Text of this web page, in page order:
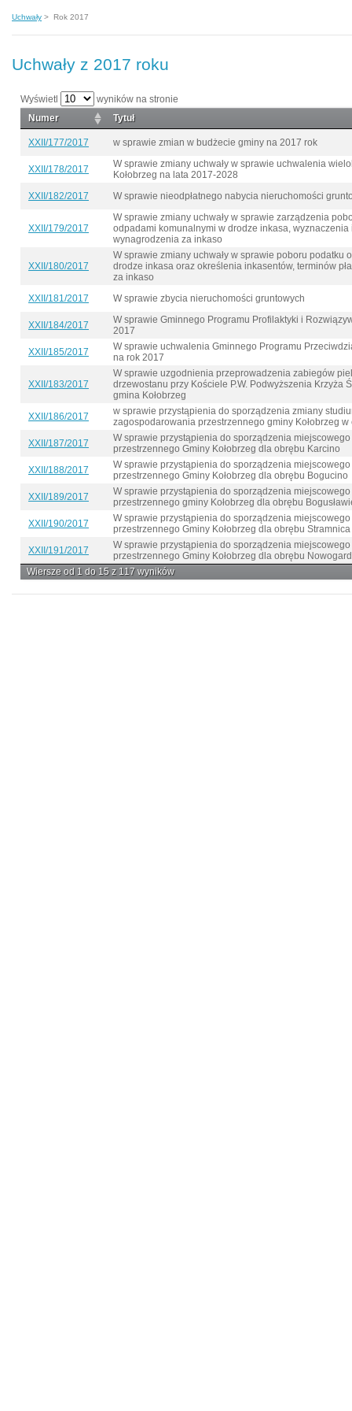
Uchwały > Rok 2017
Uchwały z 2017 roku
Wyświetl
wyników na stronie
Numer
Tytuł
XXII/177/2017 w sprawie zmian w budżecie gminy na 2017 rok
XXII/178/2017
W sprawie zmiany uchwały w sprawie uchwalenia
Kołobrzeg na lata 2017-2028
XXII/182/2017
W sprawie nieodpłatnego nabycia nieruchomości
XXII/179/2017
W sprawie zmiany uchwały w sprawie zarządzenia
odpadami komunalnymi w drodze inkasa,
wynagrodzenia za inkaso
XXII/180/2017
W sprawie zmiany uchwały w sprawie poboru podatku
drodze inkasa oraz określenia inkasentów, terminów
za inkaso
XXII/181/2017
W sprawie zbycia nieruchomości gruntowych
XXII/184/2017
W sprawie Gminnego Programu Profilaktyki i
2017
XXII/185/2017
W sprawie uchwalenia Gminnego Programu
na rok 2017
XXII/183/2017
W sprawie uzgodnienia przeprowadzenia zabiegów
drzewostanu przy Kościele P.W. Podwyższenia Krzyża
gmina Kołobrzeg
XXII/186/2017
w sprawie przystąpienia do sporządzenia zmiany
zagospodarowania przestrzennego gminy Kołobrzeg
XXII/187/2017
W sprawie przystąpienia do sporządzenia
przestrzennego Gminy Kołobrzeg dla obrębu Karcino
XXII/188/2017
W sprawie przystąpienia do sporządzenia
przestrzennego Gminy Kołobrzeg dla obrębu Bogucino
XXII/189/2017
W sprawie przystąpienia do sporządzenia
przestrzennego gminy Kołobrzeg dla obrębu
XXII/190/2017
W sprawie przystąpienia do sporządzenia
przestrzennego Gminy Kołobrzeg dla obrębu Stramnica
XXII/191/2017
W sprawie przystąpienia do sporządzenia
przestrzennego Gminy Kołobrzeg dla obrębu
Wiersze od 1 do 15 z 117 wyników